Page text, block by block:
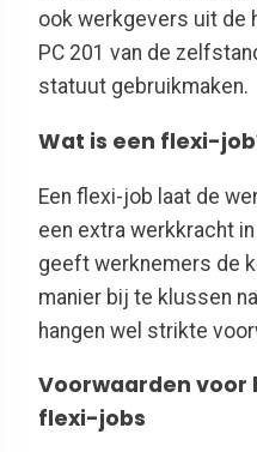
ook werkgevers uit de
PC 201 van de
statuut gebruikmaken.
Wat is een flexi-
Een flexi-job laat de
een extra werkkracht
geeft werknemers de
manier bij te klussen
hangen wel strikte
Voorwaarden voor
flexi-jobs